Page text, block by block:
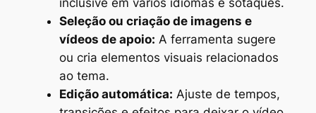
inclusive em vários idiomas e sotaques.
Seleção ou criação de imagens e
vídeos de apoio: A ferramenta sugere
ou cria elementos visuais relacionados
ao tema.
Edição automática: Ajuste de tempos,